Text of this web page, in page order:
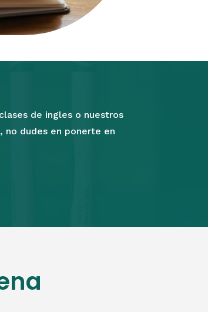
de ingles o nuestros
no dudes en ponerte en